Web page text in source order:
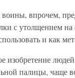
впрочем,
с утолщением
и как
изобретение
палицы,